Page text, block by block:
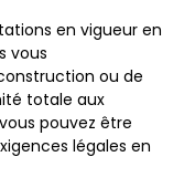
en vigueur en
vous
ou de
totale aux
pouvez être
légales en